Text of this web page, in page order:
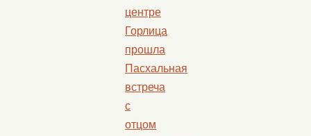
центре
Горлица
прошла
Пасхальная
встреча
с
отцом